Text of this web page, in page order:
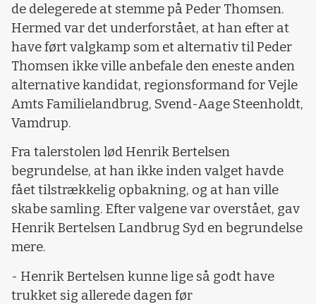
de delegerede at stemme på Peder Thomsen.
Hermed var det underforstået, at han efter at
have ført valgkamp som et alternativ til Peder
Thomsen ikke ville anbefale den eneste anden
alternative kandidat, regionsformand for Vejle
Amts Familielandbrug, Svend-Aage Steenholdt,
Vamdrup.
Fra talerstolen lød Henrik Bertelsen
begrundelse, at han ikke inden valget havde
fået tilstrækkelig opbakning, og at han ville
skabe samling. Efter valgene var overstået, gav
Henrik Bertelsen Landbrug Syd en begrundelse
mere.
- Henrik Bertelsen kunne lige så godt have
trukket sig allerede dagen før